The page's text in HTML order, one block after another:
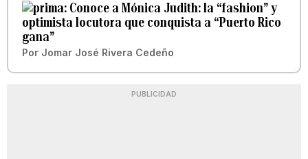
Conoce a Mónica Judith: la “fashion” y
optimista locutora que conquista a “Puerto Rico
gana”
Por Jomar José Rivera Cedeño
PUBLICIDAD